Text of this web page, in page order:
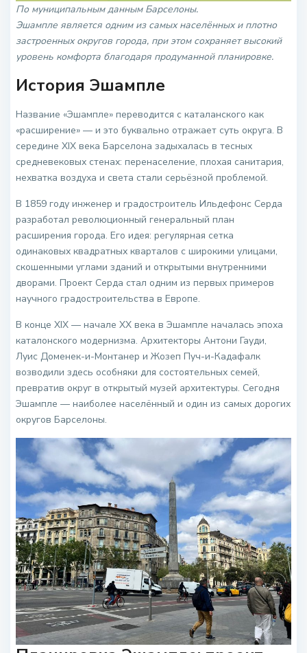
По муниципальным данным Барселоны.
Эшампле является одним из самых населённых и плотно
застроенных округов города, при этом сохраняет высокий
уровень комфорта благодаря продуманной планировке.
История Эшампле
Название «Эшампле» переводится с каталанского как
«расширение» — и это буквально отражает суть округа. В
середине XIX века Барселона задыхалась в тесных
средневековых стенах: перенаселение, плохая санитария,
нехватка воздуха и света стали серьёзной проблемой.
В 1859 году инженер и градостроитель Ильдефонс Серда
разработал революционный генеральный план
расширения города. Его идея: регулярная сетка
одинаковых квадратных кварталов с широкими улицами,
скошенными углами зданий и открытыми внутренними
дворами. Проект Серда стал одним из первых примеров
научного градостроительства в Европе.
В конце XIX — начале XX века в Эшампле началась эпоха
каталонского модернизма. Архитекторы Антони Гауди,
Луис Доменек-и-Монтанер и Жозеп Пуч-и-Кадафалк
возводили здесь особняки для состоятельных семей,
превратив округ в открытый музей архитектуры. Сегодня
Эшампле — наиболее населённый и один из самых дорогих
округов Барселоны.